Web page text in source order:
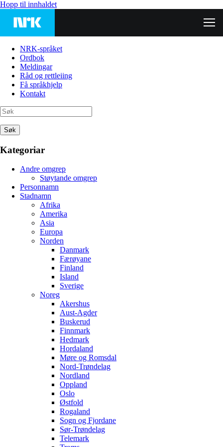
Hopp til innhaldet
NRK-språket
Ordbok
Meldingar
Råd og rettleiing
Få språkhjelp
Kontakt
Søk
Kategoriar
Andre omgrep
Støytande omgrep
Personnamn
Stadnamn
Afrika
Amerika
Asia
Europa
Norden
Danmark
Færøyane
Finland
Island
Sverige
Noreg
Akershus
Aust-Agder
Buskerud
Finnmark
Hedmark
Hordaland
Møre og Romsdal
Nord-Trøndelag
Nordland
Oppland
Oslo
Østfold
Rogaland
Sogn og Fjordane
Sør-Trøndelag
Telemark